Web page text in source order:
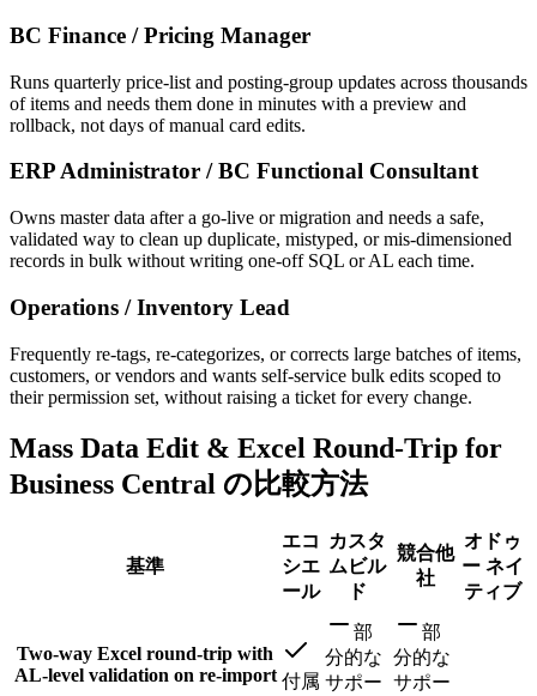
BC Finance / Pricing Manager
Runs quarterly price-list and posting-group updates across thousands
of items and needs them done in minutes with a preview and
rollback, not days of manual card edits.
ERP Administrator / BC Functional Consultant
Owns master data after a go-live or migration and needs a safe,
validated way to clean up duplicate, mistyped, or mis-dimensioned
records in bulk without writing one-off SQL or AL each time.
Operations / Inventory Lead
Frequently re-tags, re-categorizes, or corrects large batches of items,
customers, or vendors and wants self-service bulk edits scoped to
their permission set, without raising a ticket for every change.
Mass Data Edit & Excel Round-Trip for
Business Central の比較方法
基準
エコ
シエ
ール
カスタ
ムビル
ド
競合他
社
オドゥ
ー ネイ
ティブ
Two-way Excel round-trip with
AL-level validation on re-import 付属
部
分的な
サポー
部
分的な
サポー